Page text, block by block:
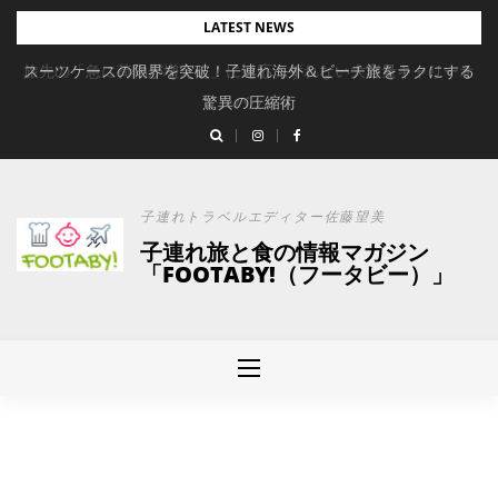
Skip
content
LATEST NEWS
旅先の「急に荷物が増えた」に対応。ずれない大容量キャリーオ
ンバッグ
スーツケースの限界を突破！子連れ海外＆ビーチ旅をラクにする
驚異の圧縮術
子連れトラベルエディター佐藤望美
子連れ旅と食の情報マガジン
「FOOTABY!（フータビー）」